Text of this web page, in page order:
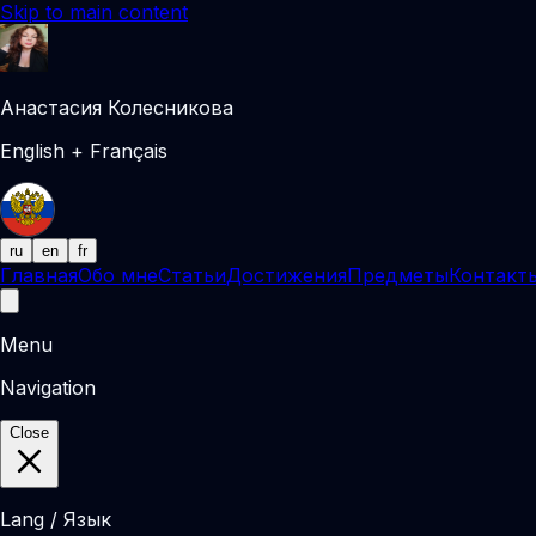
Skip to main content
Анастасия Колесникова
English + Français
ru en fr
ГлавнаяОбо мнеСтатьиДостиженияПредметы
Menu
Navigation
Close
Lang / Язык